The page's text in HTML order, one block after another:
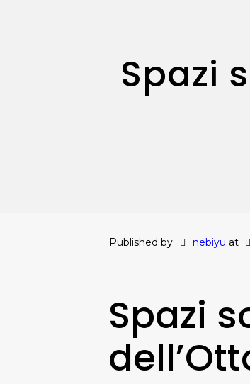
Spazi
Published by nebiyu at
Spazi